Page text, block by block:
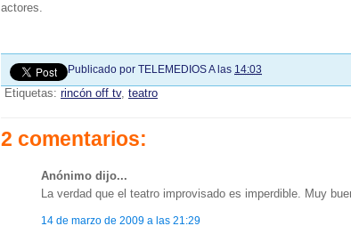
actores.
Publicado por TELEMEDIOSA las 14:03
Etiquetas: rincón off tv, teatro
2 comentarios:
Anónimo dijo...
La verdad que el teatro improvisado es imperdible. Muy
14 de marzo de 2009 a las 21:29